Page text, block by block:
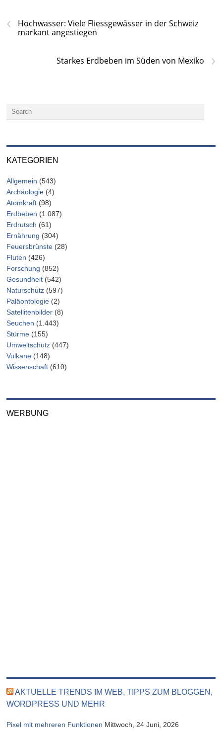
‹
Hochwasser: Viele Fliessgewässer in der Schweiz
markant angestiegen
›
Starkes Erdbeben im Süden von Mexiko
KATEGORIEN
Allgemein (543)
Archäologie (4)
Atomkraft (98)
Erdbeben (1.087)
Erdrutsch (61)
Ernährung (304)
Feuersbrünste (28)
Fluten (426)
Forschung (852)
Gesundheit (542)
Naturschutz (597)
Paläontologie (2)
Satellitenbilder (8)
Seuchen (1.443)
Stürme (155)
Umweltschutz (447)
Vulkane (148)
Wissenschaft (610)
WERBUNG
AKTUELLE TRENDS IM WEB, TIPPS ZUM BLOGGEN,
WORDPRESS UND MEHR
Pixel mit mehreren Funktionen Mittwoch, 24 Juni, 2026